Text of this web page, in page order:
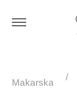
Makarska